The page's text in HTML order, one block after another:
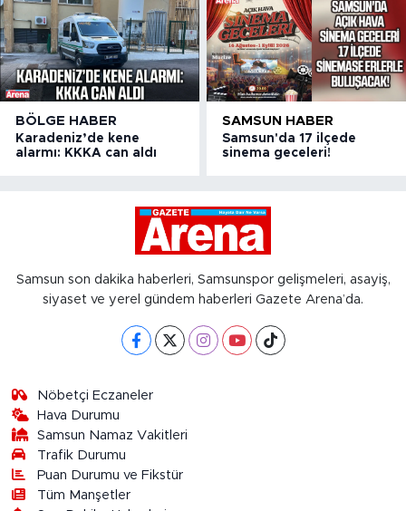
BÖLGE HABER
Karadeniz’de kene
alarmı: KKKA can aldı
SAMSUN HABER
Samsun'da 17 ilçede
sinema geceleri!
Samsun son dakika haberleri, Samsunspor gelişmeleri, asayiş,
siyaset ve yerel gündem haberleri Gazete Arena’da.
Nöbetçi Eczaneler
Hava Durumu
Samsun Namaz Vakitleri
Trafik Durumu
Puan Durumu ve Fikstür
Tüm Manşetler